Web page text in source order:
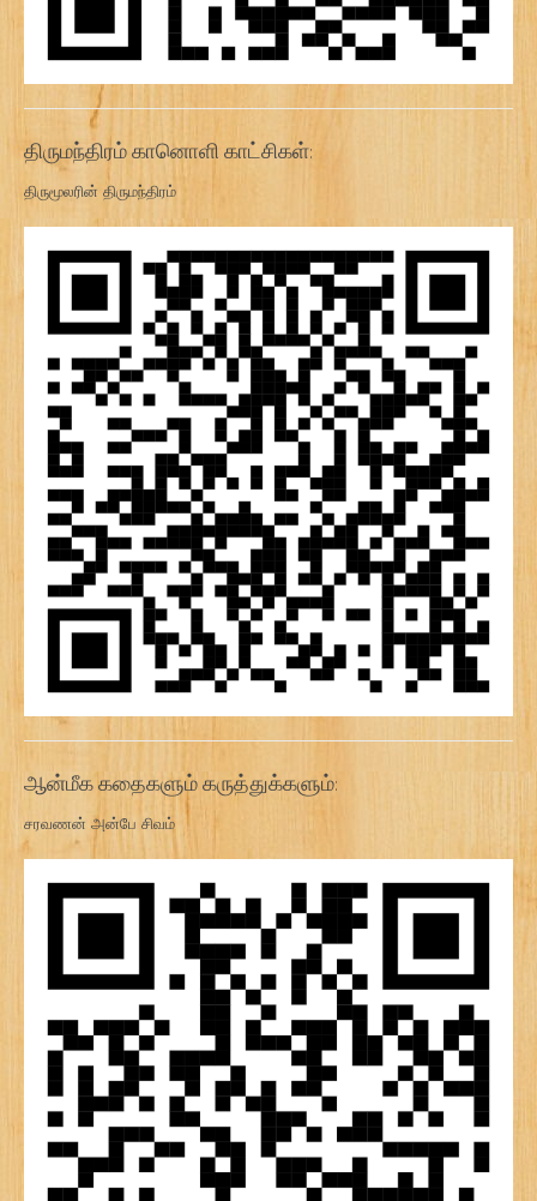
திருமந்திரம் கானொளி காட்சிகள்:
திருமூலரின் திருமந்திரம்
ஆன்மீக கதைகளும் கருத்துக்களும்:
சரவணன் அன்பே சிவம்